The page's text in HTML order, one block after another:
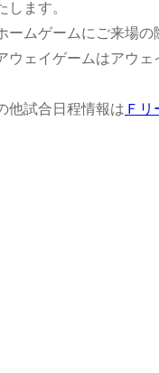
します。
ームゲームにご来場の
ウェイゲームはアウェ
他試合日程情報は Ｆリ